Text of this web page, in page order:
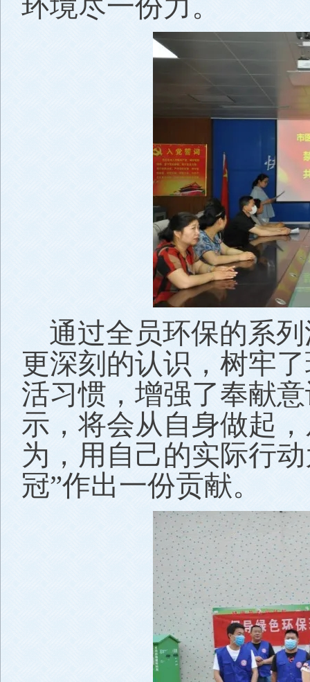
通过全员环保的系
更深刻的认识，树牢
活习惯，增强了奉献
示，将会从自身做起
为，用自己的实际行
冠”作出一份贡献。